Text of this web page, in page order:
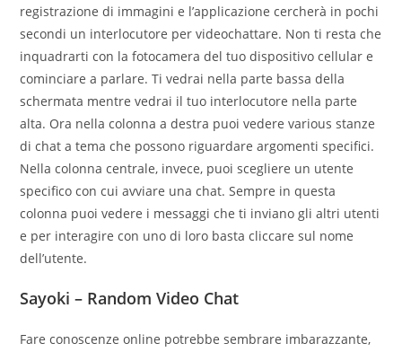
registrazione di immagini e l’applicazione cercherà in pochi
secondi un interlocutore per videochattare. Non ti resta che
inquadrarti con la fotocamera del tuo dispositivo cellular e
cominciare a parlare. Ti vedrai nella parte bassa della
schermata mentre vedrai il tuo interlocutore nella parte
alta. Ora nella colonna a destra puoi vedere various stanze
di chat a tema che possono riguardare argomenti specifici.
Nella colonna centrale, invece, puoi scegliere un utente
specifico con cui avviare una chat. Sempre in questa
colonna puoi vedere i messaggi che ti inviano gli altri utenti
e per interagire con uno di loro basta cliccare sul nome
dell’utente.
Sayoki – Random Video Chat
Fare conoscenze online potrebbe sembrare imbarazzante,